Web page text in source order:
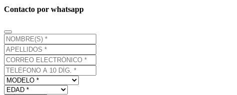
Contacto por whatsapp